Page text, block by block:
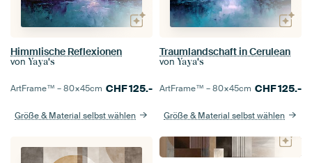
Himmlische Reflexionen
von Yaya's
ArtFrame™ –80×45cm CHF125.-
Größe & Material selbst wählen
Traumlandschaft in Cerulean
von Yaya's
ArtFrame™ –80×45cm CHF125.-
Größe & Material selbst wählen